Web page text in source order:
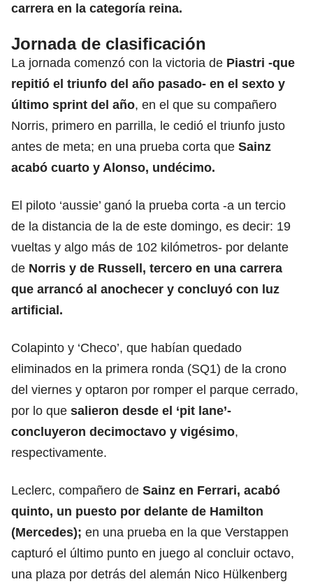
carrera en la categoría reina.
Jornada de clasificación
La jornada comenzó con la victoria de Piastri -que
repitió el triunfo del año pasado- en el sexto y
último sprint del año, en el que su compañero
Norris, primero en parrilla, le cedió el triunfo justo
antes de meta; en una prueba corta que Sainz
acabó cuarto y Alonso, undécimo.
El piloto ‘aussie’ ganó la prueba corta -a un tercio
de la distancia de la de este domingo, es decir: 19
vueltas y algo más de 102 kilómetros- por delante
de Norris y de Russell, tercero en una carrera
que arrancó al anochecer y concluyó con luz
artificial.
Colapinto y ‘Checo’, que habían quedado
eliminados en la primera ronda (SQ1) de la crono
del viernes y optaron por romper el parque cerrado,
por lo que salieron desde el ‘pit lane’-
concluyeron decimoctavo y vigésimo,
respectivamente.
Leclerc, compañero de Sainz en Ferrari, acabó
quinto, un puesto por delante de Hamilton
(Mercedes); en una prueba en la que Verstappen
capturó el último punto en juego al concluir octavo,
una plaza por detrás del alemán Nico Hülkenberg